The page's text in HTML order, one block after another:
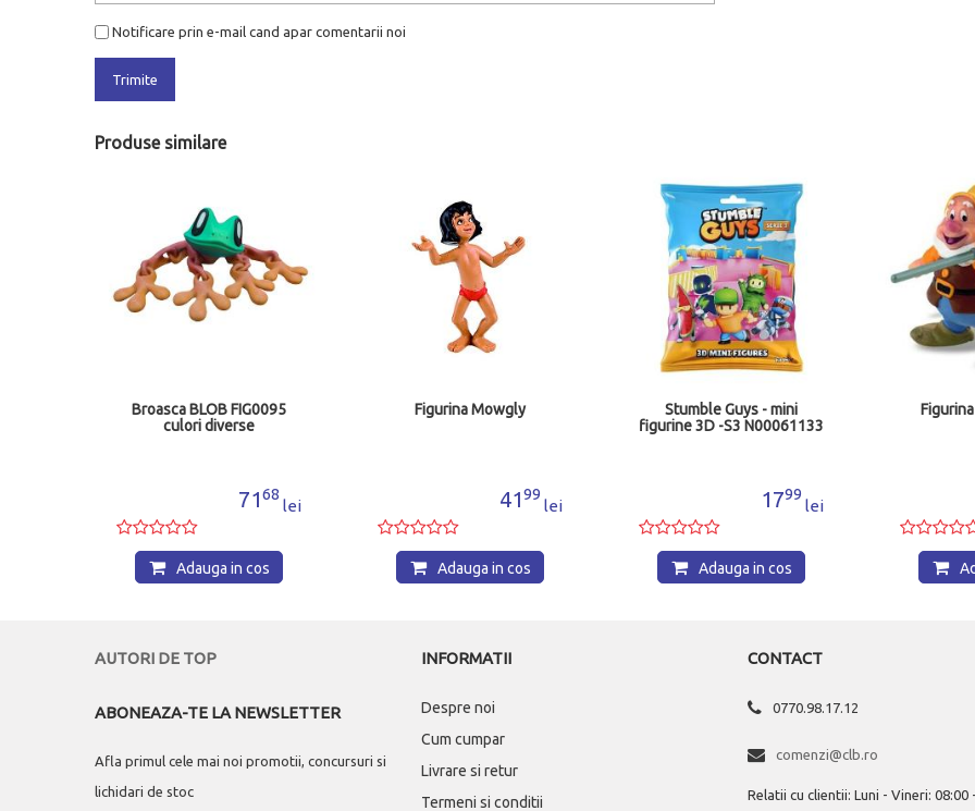
Notificare prin e-mail cand apar comentarii noi
Trimite
Produse similare
Broasca BLOB FIG0095
culori diverse
7168
lei
Adauga in cos
Figurina Mowgly
4199
lei
Adauga in cos
Stumble Guys - mini
figurine 3D -S3 N00061133
1799
lei
Adauga in cos
AUTORI DE TOP
ABONEAZA-TE LA NEWSLETTER
Afla primul cele mai noi promotii, concursuri si
lichidari de stoc
INFORMATII
Despre noi
Cum cumpar
Livrare si retur
Termeni si conditii
CONTACT
0770.98.17.12
comenzi@clb.ro
Relatii cu clientii: Luni - Vineri: 08:00